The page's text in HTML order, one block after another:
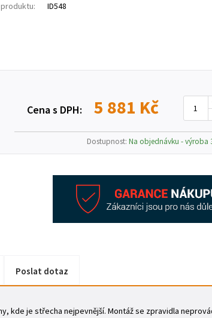
ID548
Cena s DPH: 5 881 Kč
Dostupnost: Na objednávku - výroba
Poslat dotaz
kde je střecha nejpevnější. Montáž se zpravidla